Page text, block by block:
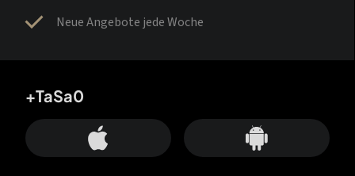
Neue Angebote jede Woche
+TaSa0